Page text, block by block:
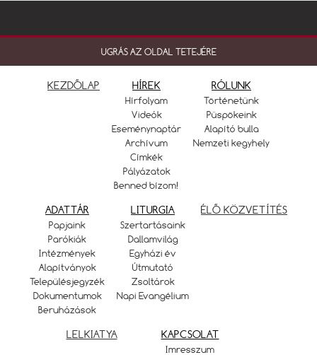
UGRÁS AZ OLDAL TETEJÉRE
KEZDŐLAP HÍREK
Hírfolyam
Videók
Eseménynaptár
Archívum
Címkék
Pályázatok
Benned bízom!
RÓLUNK
Történetünk
Püspökeink
Alapító bulla
Nemzeti kegyhely
ADATTÁR
Papjaink
Parókiák
Intézmények
Alapítványok
Településjegyzék
Dokumentumok
Beruházások
LITURGIA
Szertartásaink
Dallamvilág
Egyházi év
Útmutató
Zsoltárok
Napi Evangélium
ÉLŐ KÖZVETÍTÉS
LELKIATYA KAPCSOLAT
Imresszum